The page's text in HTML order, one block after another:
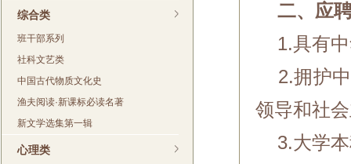
综合类
班干部系列
社科文艺类
中国古代物质文化史
渔夫阅读·新课标必读名著
新文学选集第一辑
心理类
二、应
1.具有中
2.拥护中
领导和社
3.大学本